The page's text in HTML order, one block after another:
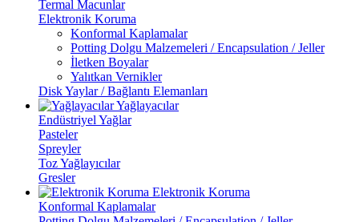
Termal Macunlar
Elektronik Koruma
Konformal Kaplamalar
Potting Dolgu Malzemeleri / Encapsulation / Jeller
İletken Boyalar
Yalıtkan Vernikler
Disk Yaylar / Bağlantı Elemanları
Yağlayacılar
Endüstriyel Yağlar
Pasteler
Spreyler
Toz Yağlayıcılar
Gresler
Elektronik Koruma
Konformal Kaplamalar